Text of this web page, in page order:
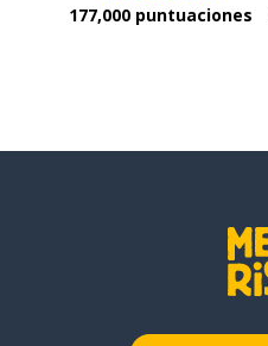
177,000 puntuaciones